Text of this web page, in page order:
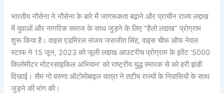
भारतीय नौसेना ने नौसेना के बारे में जागरूकता बढ़ाने और प्राचीन राज्य लद्दाख
में युवाओं और नागरिक समाज के साथ जुड़ने के लिए “हैलो लद्दाख” प्रोग्राम
शुरू किया है। वाइस एडमिरल संजय जसजीत सिंह, वाइस चीफ ऑफ नेवल
स्टाफ ने 15 जून, 2023 को जूली लद्दाख आउटरीच प्रोग्राम के इवेंट ‘5000
किलोमीटर मोटरसाइकिल अभियान’ को राष्ट्रीय युद्ध स्मारक से को हरी झंडी
दिखाई। सैम नो वरुणा ऑटोमोबाइल यात्रा ने तटीय राज्यों के निवासियों के साथ
जुड़ने की मांग की।